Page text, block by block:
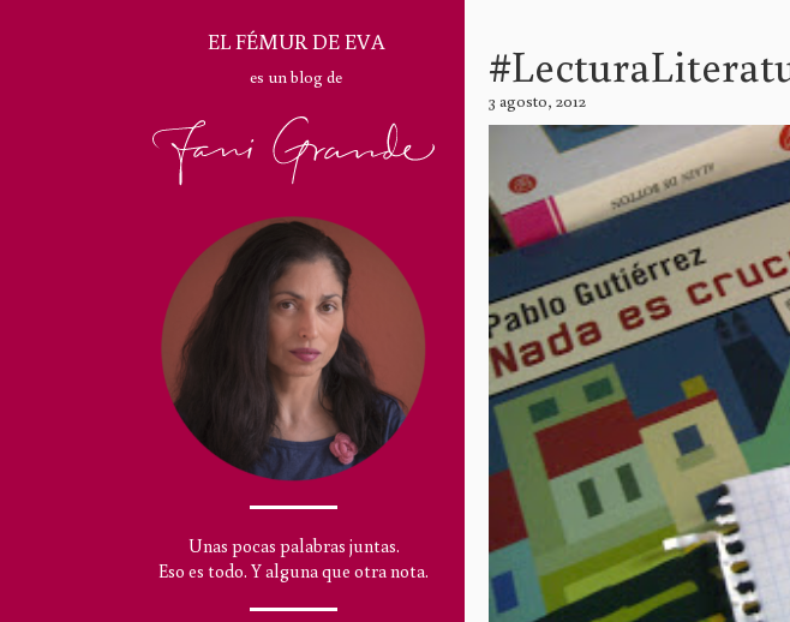
EL FÉMUR DE EVA
es un blog de
Unas pocas palabras juntas.
Eso es todo. Y alguna que otra nota.
3 agosto, 2012